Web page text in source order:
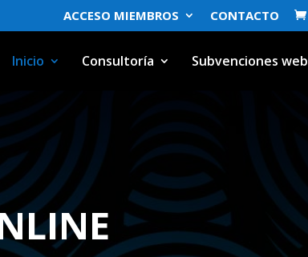
ACCESO MIEMBROS CONTACTO
Inicio Consultoría Subvenciones web